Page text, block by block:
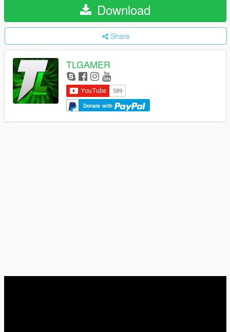
Download
Share
TLGAMER
Donate with